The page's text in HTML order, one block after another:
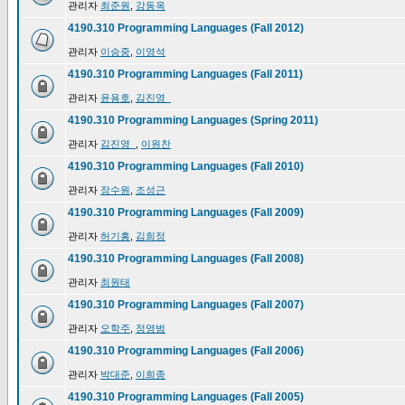
관리자 최준원 강동옥
4190.310 Programming Languages (Fall 2012)
관리자 이승중 이영석
4190.310 Programming Languages (Fall 2011)
관리자 윤용호 김진영_
4190.310 Programming Languages (Spring 2011)
관리자 김진영_ 이원찬
4190.310 Programming Languages (Fall 2010)
관리자 장수원 조성근
4190.310 Programming Languages (Fall 2009)
관리자 허기홍 김희정
4190.310 Programming Languages (Fall 2008)
관리자 최원태
4190.310 Programming Languages (Fall 2007)
관리자 오학주 정영범
4190.310 Programming Languages (Fall 2006)
관리자 박대준 이희종
4190.310 Programming Languages (Fall 2005)